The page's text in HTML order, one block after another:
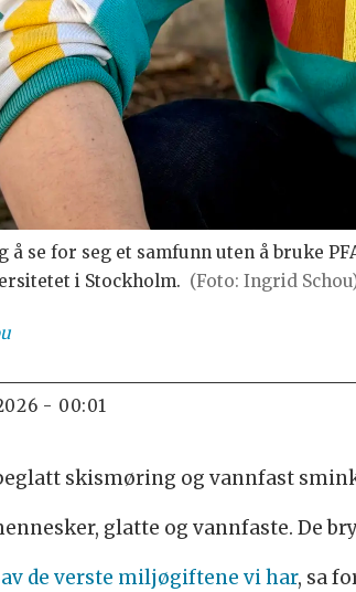
å se for seg et samfunn uten å bruke
i Stockholm. (Foto: Ingrid
- 00:01
skismøring og vannfast
glatte og vannfaste. De
av de verste miljøgiftene vi har, sa